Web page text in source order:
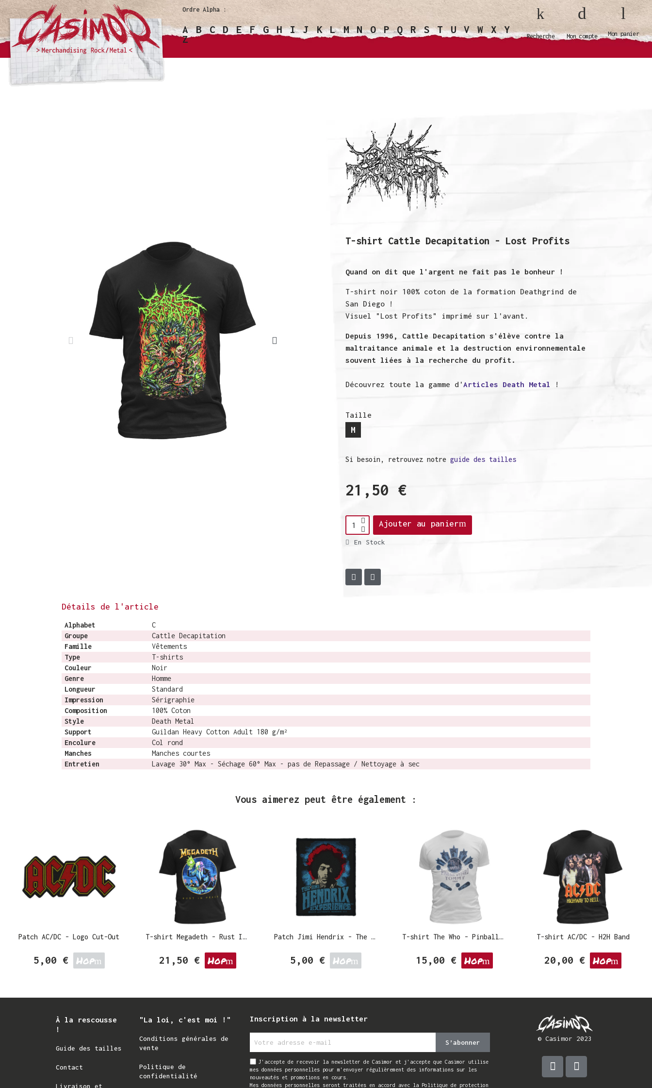
Ordre Alpha :
A B C D E F G H I J K L M N O P Q R S T U V W X Y
Z
Recherche Mon compte Mon panier
T-shirt Cattle Decapitation - Lost Profits
Quand on dit que l'argent ne fait pas le bonheur !
T-shirt noir 100% coton de la formation Deathgrind de
San Diego !
Visuel "Lost Profits" imprimé sur l'avant.
Depuis 1996, Cattle Decapitation s'élève contre la
maltraitance animale et la destruction environnementale
souvent liées à la recherche du profit.
Découvrez toute la gamme d'Articles Death Metal !
Taille
M
Si besoin, retrouvez notre guide des tailles
21,50 €
Ajouter au panier
En Stock
Détails de l'article
Alphabet
C
Groupe
Cattle Decapitation
Famille
Vêtements
Type
T-shirts
Couleur
Noir
Genre
Homme
Longueur
Standard
Impression
Sérigraphie
Composition
100% Coton
Style
Death Metal
Support
Guildan Heavy Cotton Adult 180 g/m²
Encolure
Col rond
Manches
Manches courtes
Entretien
Lavage 30° Max - Séchage 60° Max - pas de Repassage / Nettoyage à sec
Vous aimerez peut être également :
Patch AC/DC - Logo Cut-Out
5,00 € Hop
T-shirt Megadeth - Rust In Peace Anniversary
21,50 € Hop
Patch Jimi Hendrix - The Jimi Hendrix Experience
5,00 € Hop
T-shirt The Who - Pinball Wizard Flippers
15,00 € Hop
T-shirt AC/DC - H2H Band
20,00 € Hop
À la rescousse
!
Guide des tailles
Contact
Livraison et
"La loi, c'est moi !"
Conditions générales de
vente
Politique de
confidentialité
Inscription à la newsletter
S’abonner
J'accepte de recevoir la newsletter de Casimor et j'accepte que Casimor utilise
mes données personnelles pour m'envoyer régulièrement des informations sur les
nouveautés et promotions en cours.
Mes données personnelles seront traitées en accord avec la Politique de protection
© Casimor 2023